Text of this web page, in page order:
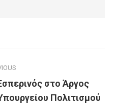
Previous
στο Άργος
Πολιτισμού